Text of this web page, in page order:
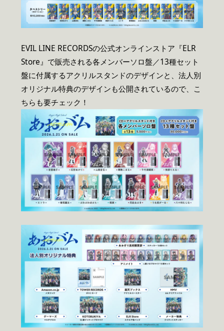
EVIL LINE RECORDSの公式オンラインストア『ELR
Store』で販売される各メンバーソロ盤／13種セット
盤に付属するアクリルスタンドのデザインと、法人別
オリジナル特典のデザインも公開されているので、こ
ちらも要チェック！